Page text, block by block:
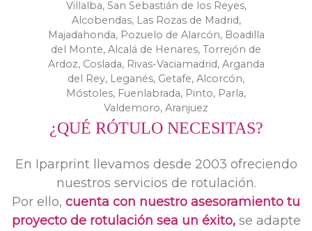
Villalba, San Sebastián de los Reyes,
Alcobendas, Las Rozas de Madrid,
Majadahonda, Pozuelo de Alarcón, Boadilla
del Monte, Alcalá de Henares, Torrejón de
Ardoz, Coslada, Rivas-Vaciamadrid, Arganda
del Rey, Leganés, Getafe, Alcorcón,
Móstoles, Fuenlabrada, Pinto, Parla,
Valdemoro, Aranjuez
¿QUÉ RÓTULO NECESITAS?
En Iparprint llevamos desde 2003 ofreciendo
nuestros servicios de rotulación.
Por ello, cuenta con nuestro asesoramiento tu
proyecto de rotulación sea un éxito, se adapte